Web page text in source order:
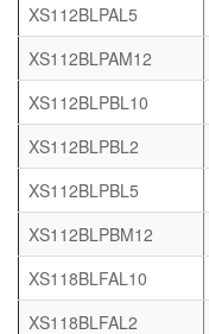
XS112BLPAL5
XS112BLPAM12
XS112BLPBL10
XS112BLPBL2
XS112BLPBL5
XS112BLPBM12
XS118BLFAL10
XS118BLFAL2